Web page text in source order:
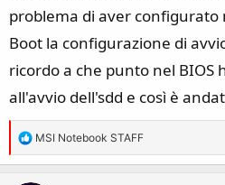
problema di aver configurato
Boot la configurazione di
ricordo a che punto nel BIOS
all'avvio dell'sdd e così è
R
e
MSI Notebook STAFF